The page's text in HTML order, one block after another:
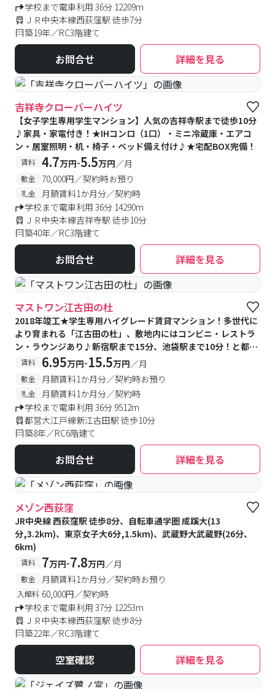
学校まで電車利用 36分 12209m
ＪＲ中央本線西荻窪駅 徒歩7分
築19年／RC3階建て
お問合せ 詳細を見る
#女性専用
吉祥寺クローバーハイツ
【女子学生専用学生マンション】人気の吉祥寺駅まで徒歩10分
♪家具・家電付き！★IHコンロ（1口）・ミニ冷蔵庫・エアコ
ン・居室照明・机・椅子・ベッド備え付け♪★宅配BOX完備！
賃料 4.7万円-5.5万円／月
敷金 70,000円／契約時お預り
礼金
月額賃料1か月分／契約時
学校まで電車利用 36分 14290m
ＪＲ中央本線吉祥寺駅 徒歩10分
築40年／RC3階建て
お問合せ 詳細を見る
マストワン江古田の杜
2018年竣工★学生専用ハイグレード賃貸マンション！多世代に
より育まれる「江古田の杜」、敷地内にはコンビニ・レストラ
ン・ラウンジあり♪新宿駅まで15分、池袋駅まで10分！と都心
へのアクセス良好◎
賃料 6.95万円-15.5万円／月
敷金 月額賃料1か月分／契約時お預り
礼金
月額賃料1か月分／契約時
学校まで電車利用 36分 9512m
都営大江戸線新江古田駅 徒歩10分
築8年／RC6階建て
お問合せ 詳細を見る
#予約受付中 #空室待ち
メゾン西荻窪
JR中央線 西荻窪駅 徒歩8分、自転車通学圏 成蹊大(13
分,3.2km)、東京女子大6分,1.5km)、武蔵野大武蔵野(26分、
6km)
賃料 7万円-7.8万円／月
敷金 月額賃料1か月分／契約時お預り
入館料 60,000円／契約時
学校まで電車利用 37分 12253m
ＪＲ中央本線西荻窪駅 徒歩8分
築22年／RC3階建て
空室確認 詳細を見る